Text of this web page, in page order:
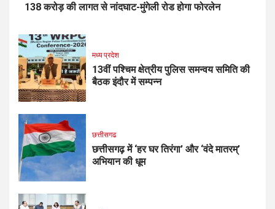
138 करोड़ की लागत से नांदघाट-मुंगेली रोड होगा फोरलेन
मध्य प्रदेश
13वीं पश्चिम क्षेत्रीय पुलिस समन्वय समिति की
बैठक इंदौर में सम्पन्न
छत्तीसगढ
छत्तीसगढ़ में ‘हर घर तिरंगा’ और ‘वंदे मातरम्’
अभियान की धूम